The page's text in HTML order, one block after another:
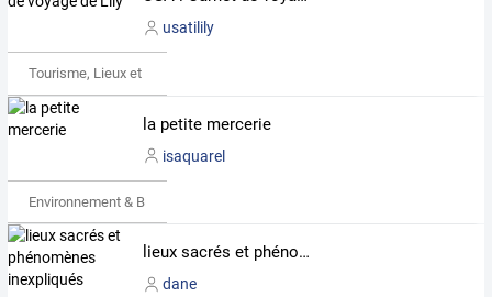
usatilily
Tourisme, Lieux et Événements
la petite mercerie
isaquarel
Environnement & Bio
lieux sacrés et phénomènes inexpliqués
dane